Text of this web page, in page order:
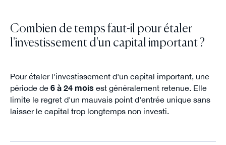
Combien de temps faut-il pour étaler
l'investissement d'un capital important ?
Pour étaler l'investissement d'un capital important, une
période de 6 à 24 mois est généralement retenue. Elle
limite le regret d'un mauvais point d'entrée unique sans
laisser le capital trop longtemps non investi.